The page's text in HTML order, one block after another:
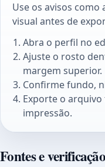
Use os avisos como
visual antes de
Abra o perfil no
Ajuste o rosto
margem superior.
Confirme fundo,
Exporte o
impressão.
Fontes e